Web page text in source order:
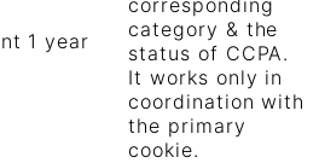
1 year
category & the
status of CCPA.
It works only in
coordination with
the primary
cookie.